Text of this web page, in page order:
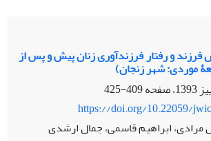
فرزند و رفتار فرزندآوری زنان پیش و پس از
موردی: شهر زنجان)
409-425
https://doi.org/10.22059/
مرادی، ابراهیم قاسمی، جمال ارشدی